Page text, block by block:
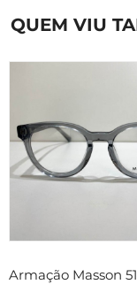
QUEM VIU
Armação Masson